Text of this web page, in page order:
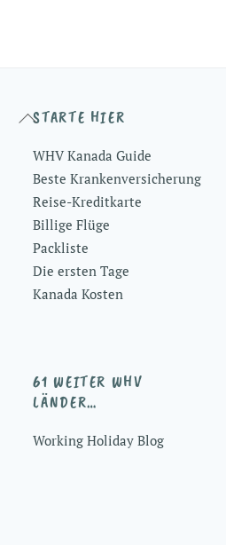
Back
Top
STARTE HIER
WHV Kanada Guide
Beste Krankenversicherung
Reise-Kreditkarte
Billige Flüge
Packliste
Die ersten Tage
Kanada Kosten
61 WEITER WHV
LÄNDER…
Working Holiday Blog